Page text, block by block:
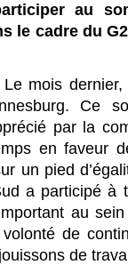
au
le cadre du
mois
Ce
par la
en faveur
un pied
a participé
au
de
de